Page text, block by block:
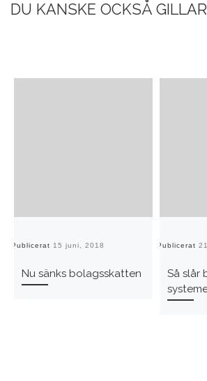
DU KANSKE OCKSÅ GILLAR
Publicerat 15 juni, 2018
Nu sänks bolagsskatten
Publicerat
Så slår